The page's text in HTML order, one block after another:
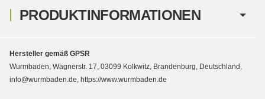
PRODUKTINFORMATIONEN
Hersteller gemäß GPSR
Wurmbaden, Wagnerstr. 17, 03099 Kolkwitz, Brandenburg, Deutschland,
info@wurmbaden.de, https://www.wurmbaden.de